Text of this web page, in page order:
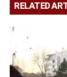
RELATED